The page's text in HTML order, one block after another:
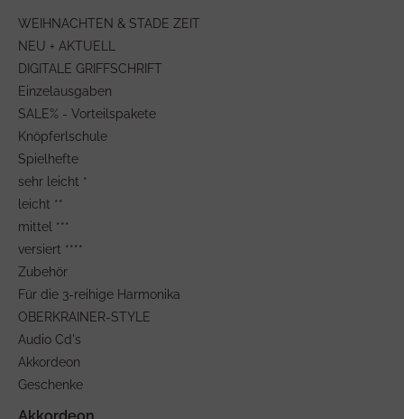
WEIHNACHTEN & STADE ZEIT
NEU + AKTUELL
DIGITALE GRIFFSCHRIFT
Einzelausgaben
SALE% - Vorteilspakete
Knöpferlschule
Spielhefte
sehr leicht *
leicht **
mittel ***
versiert ****
Zubehör
Für die 3-reihige Harmonika
OBERKRAINER-STYLE
Audio Cd's
Akkordeon
Geschenke